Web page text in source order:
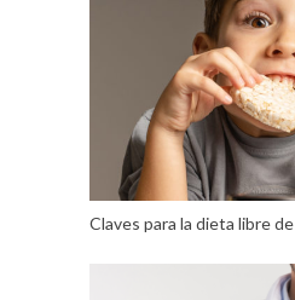
Claves para la dieta libre